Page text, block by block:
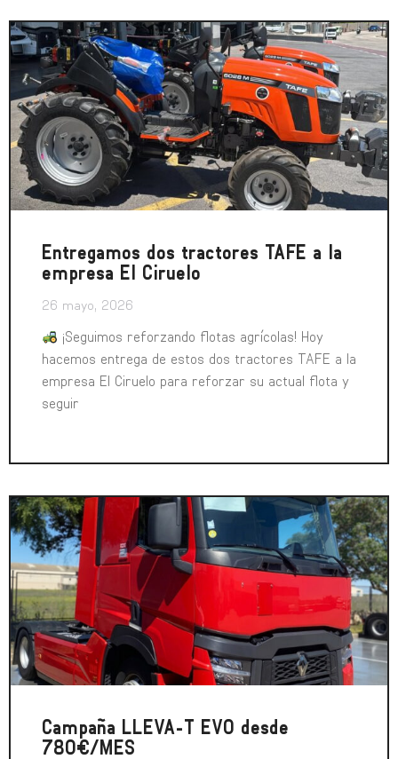
Entregamos dos tractores TAFE a la
empresa El Ciruelo
26 mayo, 2026
¡Seguimos reforzando flotas agrícolas! Hoy
hacemos entrega de estos dos tractores TAFE a la
empresa El Ciruelo para reforzar su actual flota y
seguir
Campaña LLEVA-T EVO desde
780€/MES